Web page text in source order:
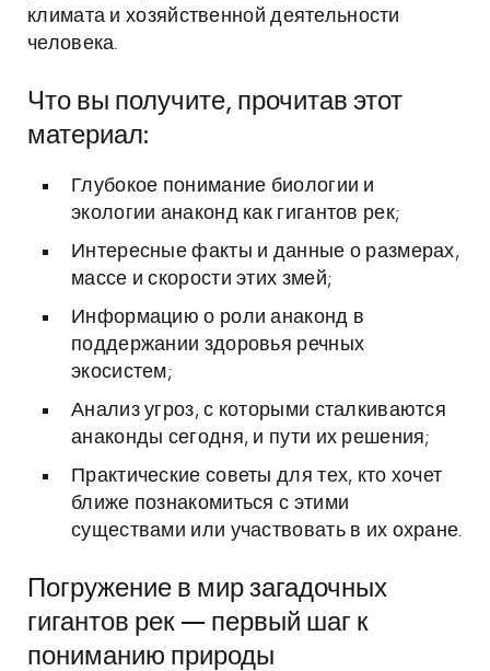
климата и хозяйственной деятельности
человека.
Что вы получите, прочитав этот
материал:
Глубокое понимание биологии и
экологии анаконд как гигантов рек;
Интересные факты и данные о размерах,
массе и скорости этих змей;
Информацию о роли анаконд в
поддержании здоровья речных
экосистем;
Анализ угроз, с которыми сталкиваются
анаконды сегодня, и пути их решения;
Практические советы для тех, кто хочет
ближе познакомиться с этими
существами или участвовать в их охране.
Погружение в мир загадочных
гигантов рек — первый шаг к
пониманию природы